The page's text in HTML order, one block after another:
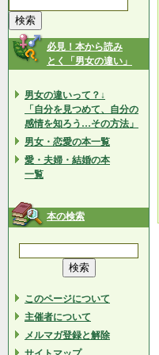
必見！本から読み
とく「男女の違い」
男女の違いって？↓
「自分を見つめて、自分の
感情を知ろう…その方法」
男女・恋愛の本一覧
愛・夫婦・結婚の本
一覧
本の検索
このページについて
主催者について
メルマガ登録と解除